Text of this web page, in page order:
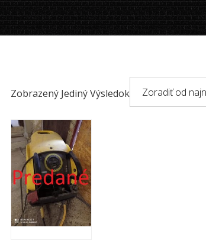
Zobrazený Jediný Výsledok